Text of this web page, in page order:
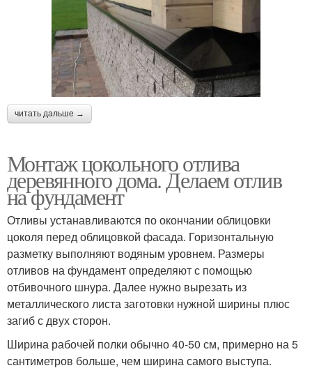
читать дальше →
Монтаж цокольного отлива
деревянного дома. Делаем отлив
на фундамент
Отливы устанавливаются по окончании облицовки
цоколя перед облицовкой фасада. Горизонтальную
разметку выполняют водяным уровнем. Размеры
отливов на фундамент определяют с помощью
отбивочного шнура. Далее нужно вырезать из
металлического листа заготовки нужной ширины плюс
загиб с двух сторон.
Ширина рабочей полки обычно 40-50 см, примерно на 5
сантиметров больше, чем ширина самого выступа.